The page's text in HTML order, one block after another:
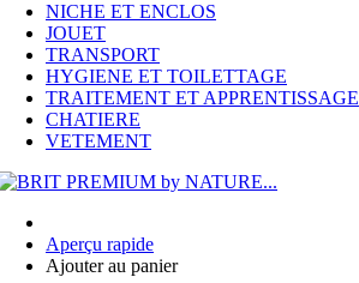
NICHE ET ENCLOS
JOUET
TRANSPORT
HYGIENE ET TOILETTAGE
TRAITEMENT ET APPRENTISSAGE
CHATIERE
VETEMENT
Aperçu rapide
Ajouter au panier